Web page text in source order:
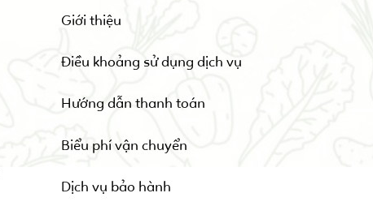
Giới thiệu
Điều khoảng sử dụng dịch vụ
Hướng dẫn thanh toán
Biểu phí vận chuyển
Dịch vụ bảo hành